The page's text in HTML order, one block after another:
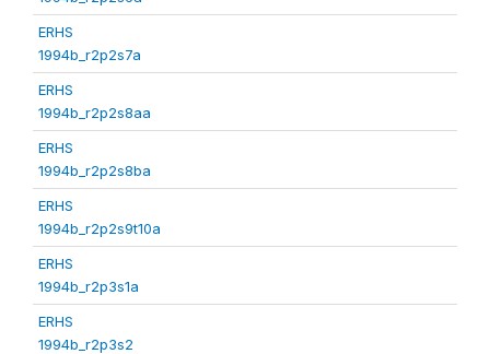
ERHS
1994b_r2p2s7a
ERHS
1994b_r2p2s8aa
ERHS
1994b_r2p2s8ba
ERHS
1994b_r2p2s9t10a
ERHS
1994b_r2p3s1a
ERHS
1994b_r2p3s2